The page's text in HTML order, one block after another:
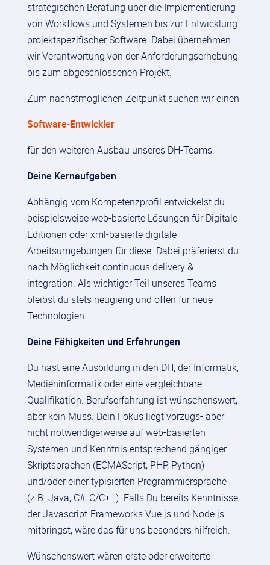
strategischen Beratung über die Implementierung
von Workflows und Systemen bis zur Entwicklung
projektspezifischer Software. Dabei übernehmen
wir Verantwortung von der Anforderungserhebung
bis zum abgeschlossenen Projekt.
Zum nächstmöglichen Zeitpunkt suchen wir einen
Software-Entwickler
für den weiteren Ausbau unseres DH-Teams.
Deine Kernaufgaben
Abhängig vom Kompetenzprofil entwickelst du
beispielsweise web-basierte Lösungen für Digitale
Editionen oder xml-basierte digitale
Arbeitsumgebungen für diese. Dabei präferierst du
nach Möglichkeit continuous delivery &
integration. Als wichtiger Teil unseres Teams
bleibst du stets neugierig und offen für neue
Technologien.
Deine Fähigkeiten und Erfahrungen
Du hast eine Ausbildung in den DH, der Informatik,
Medieninformatik oder eine vergleichbare
Qualifikation. Berufserfahrung ist wünschenswert,
aber kein Muss. Dein Fokus liegt vorzugs- aber
nicht notwendigerweise auf web-basierten
Systemen und Kenntnis entsprechend gängiger
Skriptsprachen (ECMAScript, PHP, Python)
und/oder einer typisierten Programmiersprache
(z.B. Java, C#, C/C++). Falls Du bereits Kenntnisse
der Javascript-Frameworks Vue.js und Node.js
mitbringst, wäre das für uns besonders hilfreich.
Wünschenswert wären erste oder erweiterte